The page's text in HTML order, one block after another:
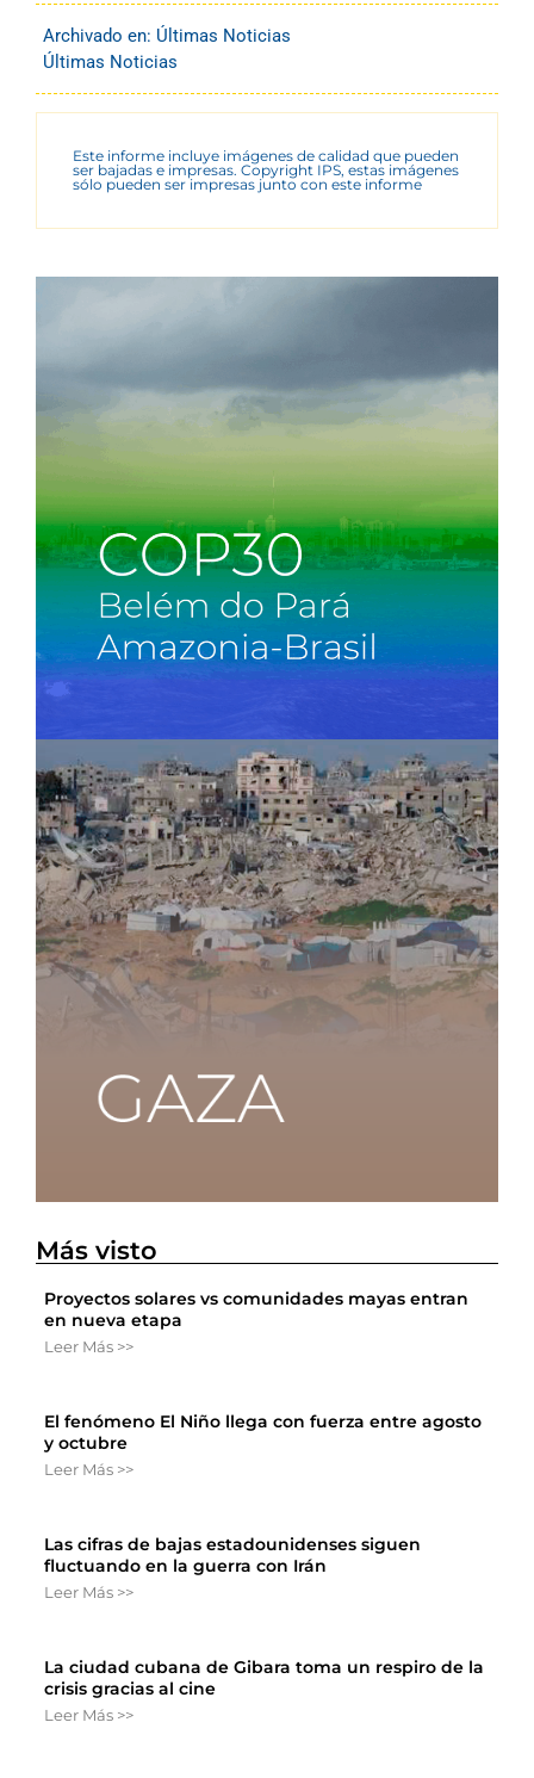
Archivado en: Últimas Noticias
Últimas Noticias
Este informe incluye imágenes de calidad que pueden
ser bajadas e impresas. Copyright IPS, estas imágenes
sólo pueden ser impresas junto con este informe
Más visto
Proyectos solares vs comunidades mayas entran
en nueva etapa
Leer Más >>
El fenómeno El Niño llega con fuerza entre agosto
y octubre
Leer Más >>
Las cifras de bajas estadounidenses siguen
fluctuando en la guerra con Irán
Leer Más >>
La ciudad cubana de Gibara toma un respiro de la
crisis gracias al cine
Leer Más >>